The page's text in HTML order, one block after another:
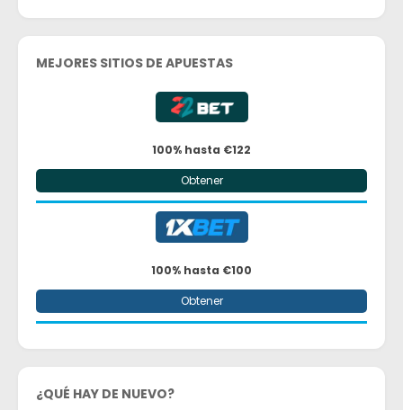
MEJORES SITIOS DE APUESTAS
100% hasta €122
Obtener
100% hasta €100
Obtener
¿QUÉ HAY DE NUEVO?